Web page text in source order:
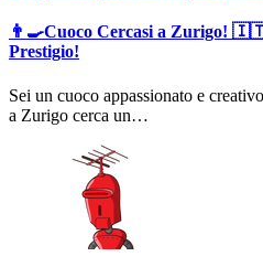
👨‍🍳Cuoco Cercasi a Zurigo!
Prestigio!
Sei un cuoco appassionato e
a Zurigo cerca un…